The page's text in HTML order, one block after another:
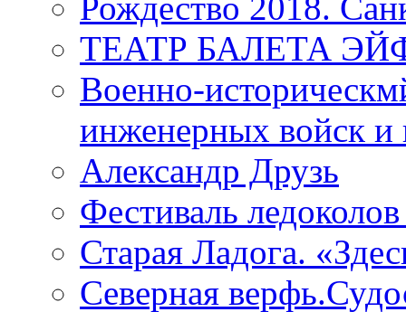
Рождество 2018.
ТЕАТР БАЛЕТА
Военно-
инженерных войск и
Александр Друзь
Фестиваль
Старая Ладога.
Северная